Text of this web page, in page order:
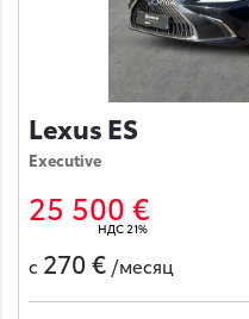
Lexus ES
Executive
25 500 €
НДС 21%
с 270 € /месяц